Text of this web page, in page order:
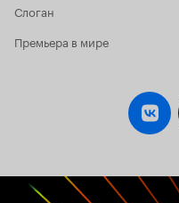
Слоган
Премьера в мире